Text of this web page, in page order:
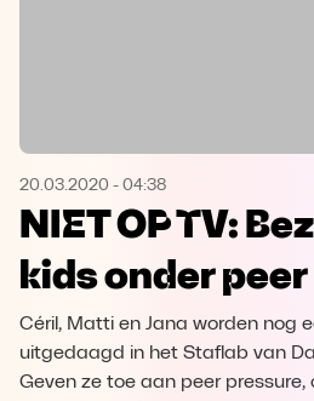
Microsoft Edge
Opera
20.03.2020 - 04:38
NIET OP TV:
kids onder
Céril, Matti en Jana worden nog
uitgedaagd in het Staflab van
Geven ze toe aan peer pressure,